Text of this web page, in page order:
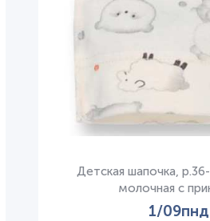
Детская шапочка,
молочная с
1/09пнд